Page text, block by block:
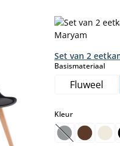
Set van 2
Basismateriaal
Fluweel
Kleurselect
(Deze optie is